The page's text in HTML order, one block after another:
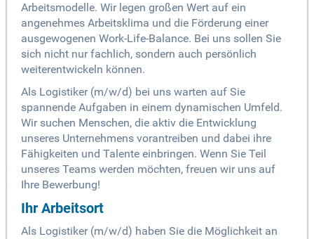
Arbeitsmodelle. Wir legen großen Wert auf ein
angenehmes Arbeitsklima und die Förderung einer
ausgewogenen Work-Life-Balance. Bei uns sollen Sie
sich nicht nur fachlich, sondern auch persönlich
weiterentwickeln können.
Als Logistiker (m/w/d) bei uns warten auf Sie
spannende Aufgaben in einem dynamischen Umfeld.
Wir suchen Menschen, die aktiv die Entwicklung
unseres Unternehmens vorantreiben und dabei ihre
Fähigkeiten und Talente einbringen. Wenn Sie Teil
unseres Teams werden möchten, freuen wir uns auf
Ihre Bewerbung!
Ihr Arbeitsort
Als Logistiker (m/w/d) haben Sie die Möglichkeit an